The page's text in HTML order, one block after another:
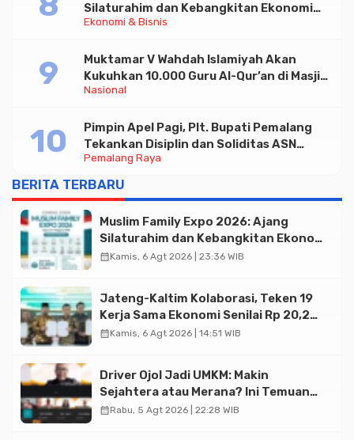
Ekonomi & Bisnis
Silaturahim dan Kebangkitan Ekonomi
Halal di Jakarta
Nasional
Muktamar V Wahdah Islamiyah Akan
Kukuhkan 10.000 Guru Al-Qur’an di Masjid
Istiqlal
Pemalang Raya
Pimpin Apel Pagi, Plt. Bupati Pemalang
Tekankan Disiplin dan Soliditas ASN
untuk Pelayanan Publik
BERITA TERBARU
Muslim Family Expo 2026: Ajang
Silaturahim dan Kebangkitan Ekonomi
Halal di Jakarta
calendar_monthKamis, 6 Agt 2026 | 23:36 WIB
Jateng-Kaltim Kolaborasi, Teken 19
Kerja Sama Ekonomi Senilai Rp 20,2
Triliun
calendar_monthKamis, 6 Agt 2026 | 14:51 WIB
Driver Ojol Jadi UMKM: Makin
Sejahtera atau Merana? Ini Temuan
Diskusi Paramadina
calendar_monthRabu, 5 Agt 2026 | 22:28 WIB